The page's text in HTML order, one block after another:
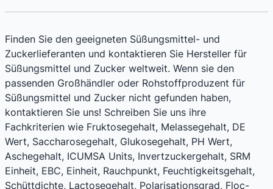
Finden Sie den geeigneten Süßungsmittel- und
Zuckerlieferanten und kontaktieren Sie Hersteller für
Süßungsmittel und Zucker weltweit. Wenn sie den
passenden Großhändler oder Rohstoffproduzent für
Süßungsmittel und Zucker nicht gefunden haben,
kontaktieren Sie uns! Schreiben Sie uns ihre
Fachkriterien wie Fruktosegehalt, Melassegehalt, DE
Wert, Saccharosegehalt, Glukosegehalt, PH Wert,
Aschegehalt, ICUMSA Units, Invertzuckergehalt, SRM
Einheit, EBC, Einheit, Rauchpunkt, Feuchtigkeitsgehalt,
Schüttdichte, Lactosegehalt, Polarisationsgrad, Floc-